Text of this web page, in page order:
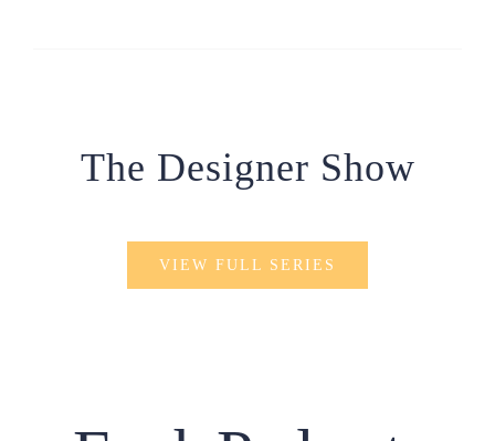
The Designer Show
VIEW FULL SERIES